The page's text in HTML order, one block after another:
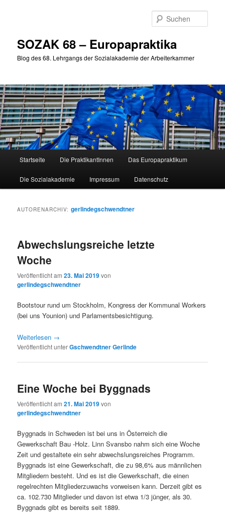
SOZAK 68 – Europapraktika
Blog des 68. Lehrgangs der Sozialakademie der Arbeiterkammer
Startseite Die PraktikantInnen Das Europapraktikum
Die Sozialakademie Impressum Datenschutz
AUTORENARCHIV:gerlindegschwendtner
Abwechslungsreiche letzte
Woche
Veröffentlicht am23. Mai 2019von
gerlindegschwendtner
Bootstour rund um Stockholm, Kongress der Kommunal Workers
(bei uns Younion) und Parlamentsbesichtigung.
Weiterlesen →
Veröffentlicht unterGschwendtner Gerlinde
Eine Woche bei Byggnads
Veröffentlicht am21. Mai 2019von
gerlindegschwendtner
Byggnads in Schweden ist bei uns in Österreich die
Gewerkschaft Bau -Holz. Linn Svansbo nahm sich eine Woche
Zeit und gestaltete ein sehr abwechslungsreiches Programm.
Byggnads ist eine Gewerkschaft, die zu 98,6% aus männlichen
Mitgliedern besteht. Und es ist die Gewerkschaft, die einen
regelrechten Mitgliederzuwachs vorweisen kann. Derzeit gibt es
ca. 102.730 Mitglieder und davon ist etwa 1/3 jünger, als 30.
Byggnads gibt es bereits seit 1889.